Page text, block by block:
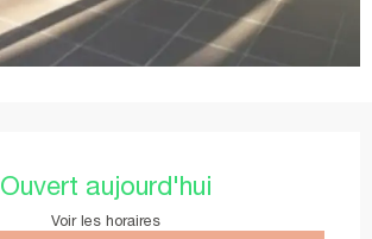
Ouvert aujourd'hui
Voir les horaires